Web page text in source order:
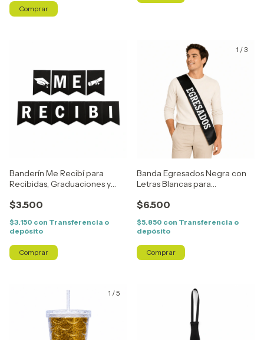
Comprar
Banderín Me Recibí para
Recibidas, Graduaciones y
$3.500
$3.150 con Transferencia o
depósito
1 /3
Banda Egresados Negra con
Letras Blancas para
$6.500
$5.850 con Transferencia o
depósito
1 /5